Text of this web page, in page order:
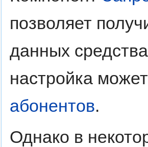
позволяет
данных
настройка
абонентов.
Однако в